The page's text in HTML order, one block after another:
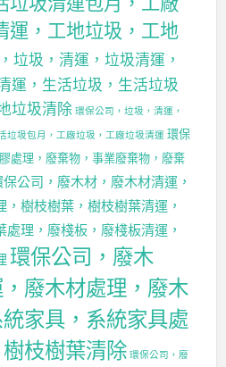
運，工地垃圾，工地
垃圾，清運，垃圾清運，
運，生活垃圾，生活垃圾
垃圾清除 環保公司，垃圾，清運，
垃圾包月，工廠垃圾，工廠垃圾清運 環保
處理，廢棄物，事業廢棄物，廢棄
保公司，廢木材，廢木材清運，
樹枝樹葉，樹枝樹葉清運，
理，廢棧板，廢棧板清運，
環保公司，廢木
廢木材處理，廢木
家具，系統家具處
枝樹葉清除 環保公司，廢